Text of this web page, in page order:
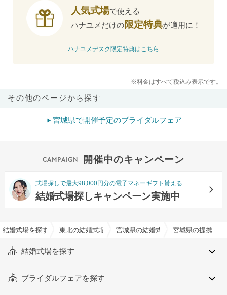
人気式場で使える
ハナユメだけの限定特典が適用に！
ハナユメデスク限定特典はこちら
※料金はすべて税込み表示です。
その他のページから探す
宮城県で開催予定のブライダルフェア
開催中のキャンペーン
式場探しで最大98,000円分の電子マネーギフト貰える
結婚式場探しキャンペーン実施中
結婚式場を探すならハナユメ
東北の結婚式場 宮城県の結婚式場
結婚式場を探す
ブライダルフェアを探す